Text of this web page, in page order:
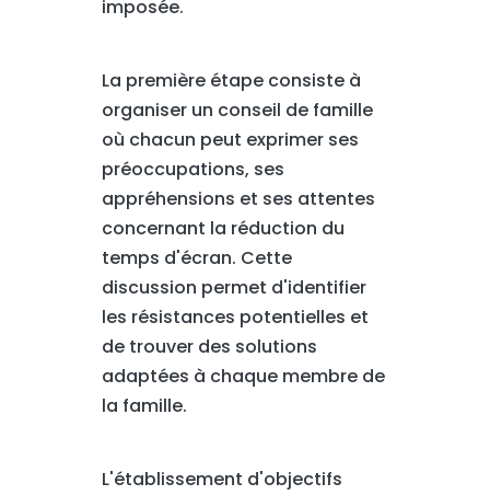
imposée.
La première étape consiste à
organiser un conseil de famille
où chacun peut exprimer ses
préoccupations, ses
appréhensions et ses attentes
concernant la réduction du
temps d'écran. Cette
discussion permet d'identifier
les résistances potentielles et
de trouver des solutions
adaptées à chaque membre de
la famille.
L'établissement d'objectifs